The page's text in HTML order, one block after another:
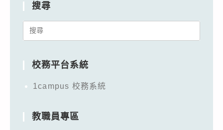
搜尋
Search
校務平台系統
1campus 校務系統
教職員專區